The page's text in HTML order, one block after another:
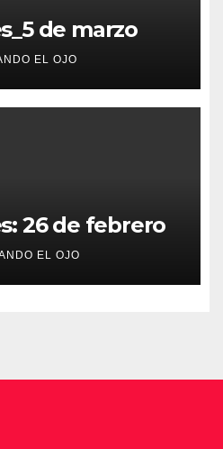
de marzo
EL OJO
26 de febrero
EL OJO